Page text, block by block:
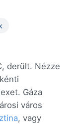
derült. Nézze
Gáza
város
, vagy